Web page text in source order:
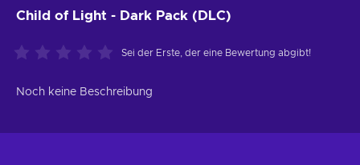
Child of Light - Dark Pack (DLC)
Sei der Erste, der eine Bewertung abgibt!
Noch keine Beschreibung